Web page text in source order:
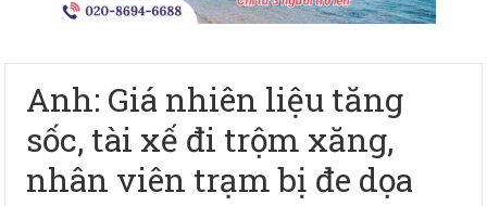
Anh: Giá nhiên liệu tăng
sốc, tài xế đi trộm xăng,
nhân viên trạm bị đe dọa